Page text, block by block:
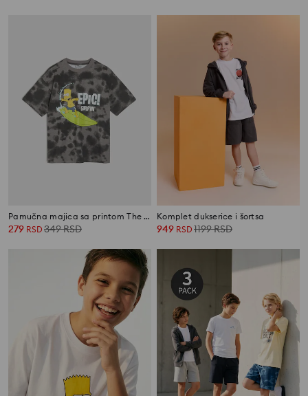
Pamučna majica sa printom The Simpsons
279 RSD 349RSD
Komplet dukserice i šortsa
949 RSD 1199RSD